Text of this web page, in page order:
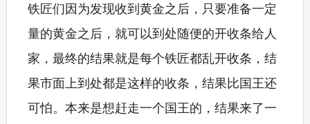
铁匠们因为发现收到黄金之后，只要准备一定
量的黄金之后，就可以到处随便的开收条给人
家，最终的结果就是每个铁匠都乱开收条，结
果市面上到处都是这样的收条，结果比国王还
可怕。本来是想赶走一个国王的，结果来了一